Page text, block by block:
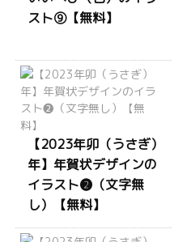
スト⑨【無料】
【2023年卯（うさぎ）
年】年賀状デザインの
イラスト❷（文字無
し）【無料】